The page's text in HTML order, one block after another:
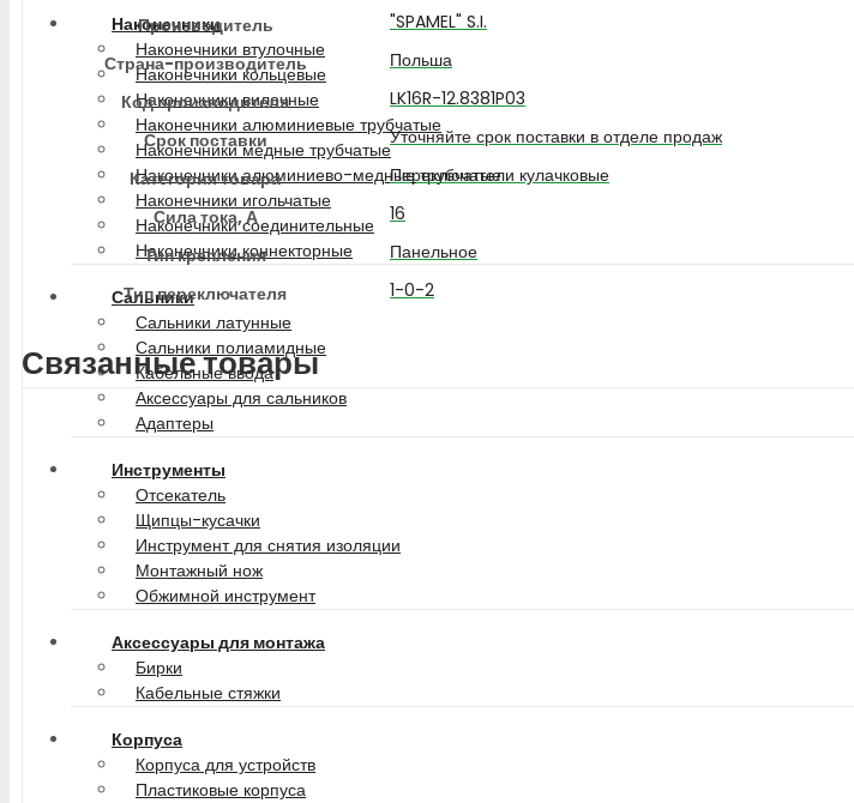
Наконечники
Наконечники втулочные
Наконечники кольцевые
Наконечники вилочные
Наконечники алюминиевые трубчатые
Наконечники медные трубчатые
Наконечники алюминиево-медные трубчатые
Наконечники игольчатые
Наконечники соединительные
Наконечники коннекторные
Сальники
Сальники латунные
Сальники полиамидные
Кабельные ввода
Аксессуары для сальников
Адаптеры
Инструменты
Отсекатель
Щипцы-кусачки
Инструмент для снятия изоляции
Монтажный нож
Обжимной инструмент
Аксессуары для монтажа
Бирки
Кабельные стяжки
Корпуса
Корпуса для устройств
Пластиковые корпуса
Производитель
"SPAMEL" S.I.
Страна-производитель
Польша
Код производителя
LK16R-12.8381P03
Срок поставки
Уточняйте срок поставки в отделе продаж
Категория товара
Переключатели кулачковые
Сила тока, А
16
Тип крепления
Панельное
Тип переключателя
1-0-2
Связанные товары